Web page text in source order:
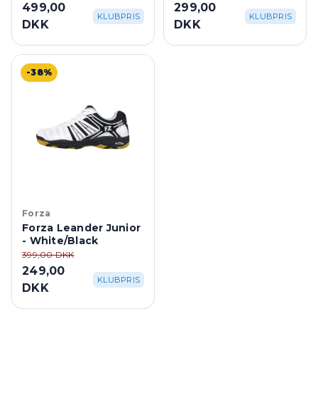
499,00
DKK
KLUBPRIS
299,00
DKK
KLUBPRIS
-38%
Forza
Forza Leander Junior
- White/Black
399,00 DKK
249,00
DKK
KLUBPRIS